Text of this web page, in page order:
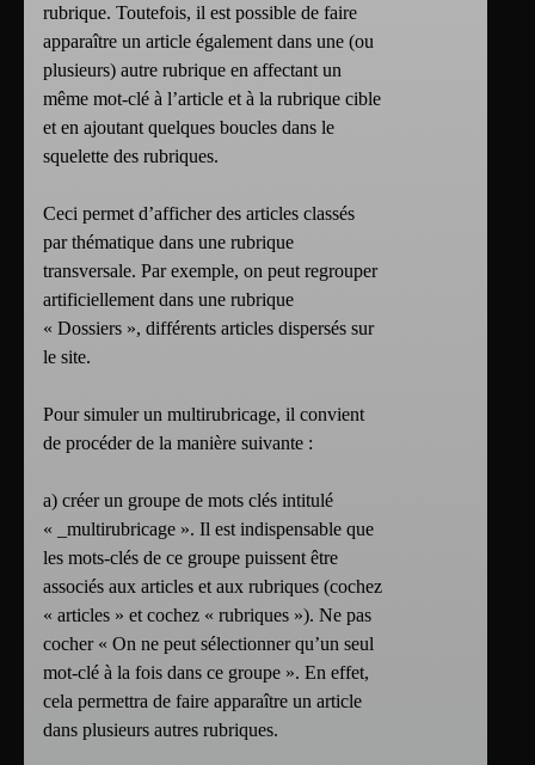
rubrique. Toutefois, il est possible de faire
apparaître un article également dans une (ou
plusieurs) autre rubrique en affectant un
même mot-clé à l’article et à la rubrique cible
et en ajoutant quelques boucles dans le
squelette des rubriques.
Ceci permet d’afficher des articles classés
par thématique dans une rubrique
transversale. Par exemple, on peut regrouper
artificiellement dans une rubrique
« Dossiers », différents articles dispersés sur
le site.
Pour simuler un multirubricage, il convient
de procéder de la manière suivante :
a) créer un groupe de mots clés intitulé
« _multirubricage ». Il est indispensable que
les mots-clés de ce groupe puissent être
associés aux articles et aux rubriques (cochez
« articles » et cochez « rubriques »). Ne pas
cocher « On ne peut sélectionner qu’un seul
mot-clé à la fois dans ce groupe ». En effet,
cela permettra de faire apparaître un article
dans plusieurs autres rubriques.